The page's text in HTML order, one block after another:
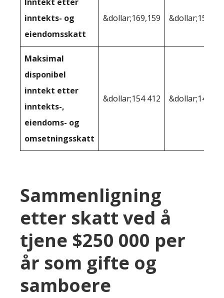
inntekts- og
eiendomsskatt
&dollar;169,159 &dollar;158
Maksimal
disponibel
inntekt etter
inntekts-,
eiendoms- og
omsetningsskatt
&dollar;154 412
Sammenligning
etter skatt ved å
tjene $250 000 per
år som gifte og
samboere